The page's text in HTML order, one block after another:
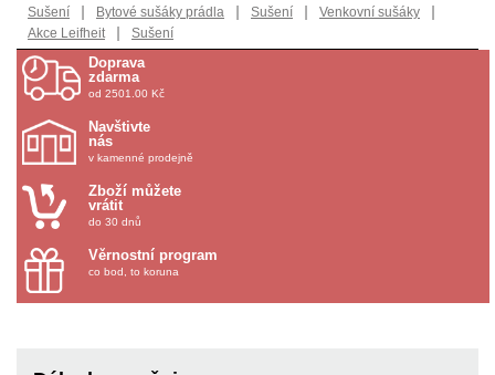
Sušení | Bytové sušáky prádla | Sušení | Venkovní sušáky |
Akce Leifheit | Sušení
Doprava
zdarma
od 2501.00 Kč
Navštivte
nás
v kamenné prodejně
Zboží můžete
vrátit
do 30 dnů
Věrnostní program
co bod, to koruna